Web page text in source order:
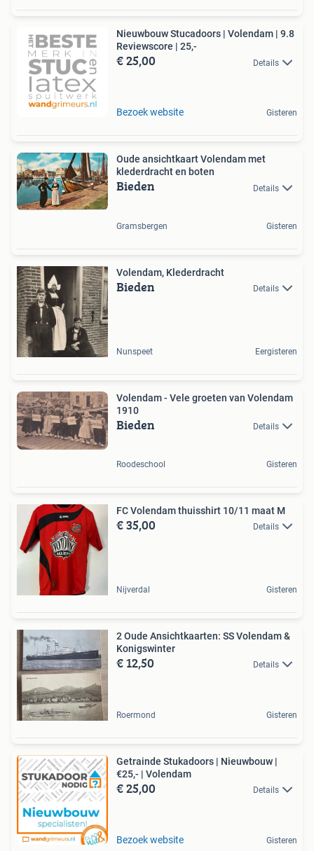
Nieuwbouw Stucadoors | Volendam | 9.8
Reviewscore | 25,-
€ 25,00 Details
Bezoek website Gisteren
Oude ansichtkaart Volendam met
klederdracht en boten
Bieden Details
Gramsbergen Gisteren
Volendam, Klederdracht
Bieden Details
Nunspeet Eergisteren
Volendam - Vele groeten van Volendam
1910
Bieden Details
Roodeschool Gisteren
FC Volendam thuisshirt 10/11 maat M
€ 35,00 Details
Nijverdal Gisteren
2 Oude Ansichtkaarten: SS Volendam &
Konigswinter
€ 12,50 Details
Roermond Gisteren
Getrainde Stukadoors | Nieuwbouw |
€25,- | Volendam
€ 25,00 Details
Bezoek website Gisteren